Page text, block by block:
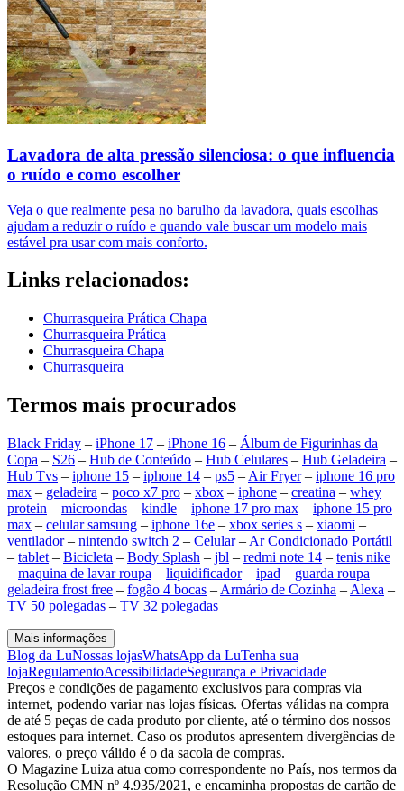
Lavadora de alta pressão silenciosa: o que influencia
o ruído e como escolher
Veja o que realmente pesa no barulho da lavadora, quais escolhas
ajudam a reduzir o ruído e quando vale buscar um modelo mais
estável pra usar com mais conforto.
Links relacionados:
Churrasqueira Prática Chapa
Churrasqueira Prática
Churrasqueira Chapa
Churrasqueira
Termos mais procurados
Black Friday – iPhone 17 – iPhone 16 – Álbum de Figurinhas da
Copa – S26 – Hub de Conteúdo – Hub Celulares – Hub Geladeira –
Hub Tvs – iphone 15 – iphone 14 – ps5 – Air Fryer– iphone 16 pro
max – geladeira – poco x7 pro – xbox – iphone – creatina – whey
protein – microondas – kindle – iphone 17 pro max – iphone 15 pro
max – celular samsung – iphone 16e – xbox series s – xiaomi –
ventilador– nintendo switch 2 – Celular– Ar Condicionado Portátil
– tablet – Bicicleta – Body Splash – jbl – redmi note 14 – tenis nike
– maquina de lavar roupa – liquidificador– ipad – guarda roupa –
geladeira frost free – fogão 4 bocas – Armário de Cozinha – Alexa –
TV 50 polegadas – TV 32 polegadas
Mais informações
Blog da LuNossas lojasWhatsApp da LuTenha sua
lojaRegulamentoAcessibilidadeSegurança e Privacidade
Preços e condições de pagamento exclusivos para compras via
internet, podendo variar nas lojas físicas. Ofertas válidas na compra
de até 5 peças de cada produto por cliente, até o término dos nossos
estoques para internet. Caso os produtos apresentem divergências de
valores, o preço válido é o da sacola de compras.
O Magazine Luiza atua como correspondente no País, nos termos da
Resolução CMN nº 4.935/2021, e encaminha propostas de cartão de